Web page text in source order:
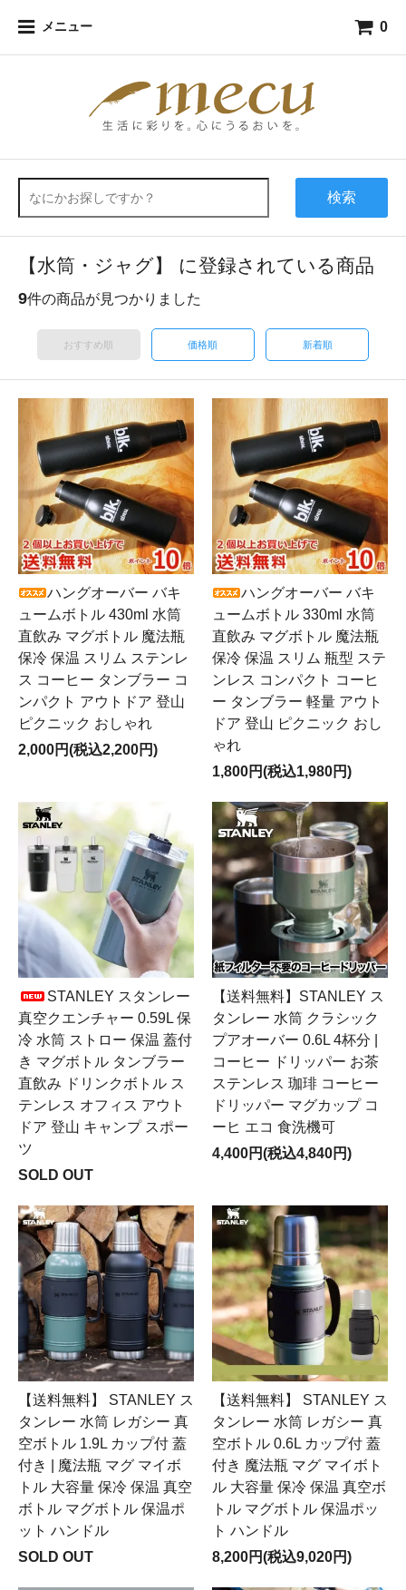
メニュー 0
検索
【水筒・ジャグ】 に登録されている商品
9件の商品が見つかりました
おすすめ順 価格順 新着順
ハングオーバー バキ
ュームボトル 430ml 水筒
直飲み マグボトル 魔法瓶
保冷 保温 スリム ステンレ
ス コーヒー タンブラー コ
ンパクト アウトドア 登山
ピクニック おしゃれ
2,000円(税込2,200円)
ハングオーバー バキ
ュームボトル 330ml 水筒
直飲み マグボトル 魔法瓶
保冷 保温 スリム 瓶型 ステ
ンレス コンパクト コーヒ
ー タンブラー 軽量 アウト
ドア 登山 ピクニック おし
ゃれ
1,800円(税込1,980円)
STANLEY スタンレー
真空クエンチャー 0.59L 保
冷 水筒 ストロー 保温 蓋付
き マグボトル タンブラー
直飲み ドリンクボトル ス
テンレス オフィス アウト
ドア 登山 キャンプ スポー
ツ
SOLD OUT
【送料無料】STANLEY ス
タンレー 水筒 クラシック
プアオーバー 0.6L 4杯分 |
コーヒー ドリッパー お茶
ステンレス 珈琲 コーヒー
ドリッパー マグカップ コ
ーヒ エコ 食洗機可
4,400円(税込4,840円)
【送料無料】 STANLEY ス
タンレー 水筒 レガシー 真
空ボトル 1.9L カップ付 蓋
付き | 魔法瓶 マグ マイボ
トル 大容量 保冷 保温 真空
ボトル マグボトル 保温ポ
ット ハンドル
SOLD OUT
【送料無料】 STANLEY ス
タンレー 水筒 レガシー 真
空ボトル 0.6L カップ付 蓋
付き 魔法瓶 マグ マイボト
ル 大容量 保冷 保温 真空ボ
トル マグボトル 保温ポッ
ト ハンドル
8,200円(税込9,020円)